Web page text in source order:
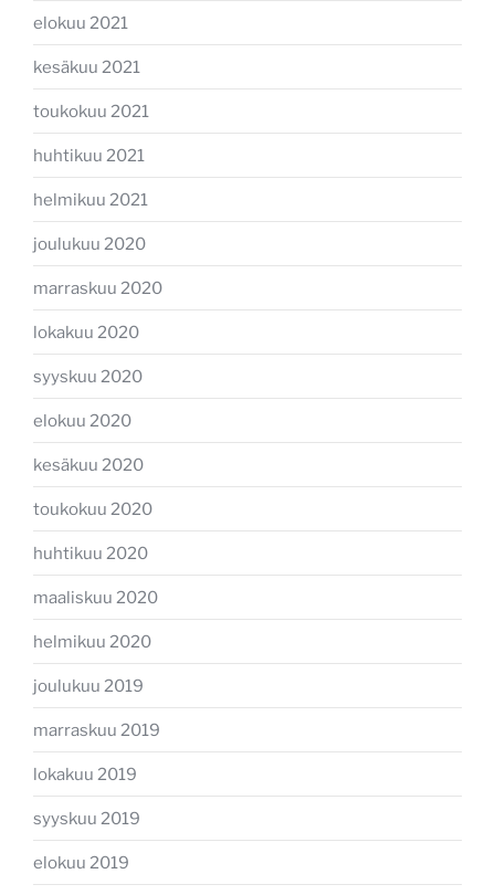
elokuu 2021
kesäkuu 2021
toukokuu 2021
huhtikuu 2021
helmikuu 2021
joulukuu 2020
marraskuu 2020
lokakuu 2020
syyskuu 2020
elokuu 2020
kesäkuu 2020
toukokuu 2020
huhtikuu 2020
maaliskuu 2020
helmikuu 2020
joulukuu 2019
marraskuu 2019
lokakuu 2019
syyskuu 2019
elokuu 2019